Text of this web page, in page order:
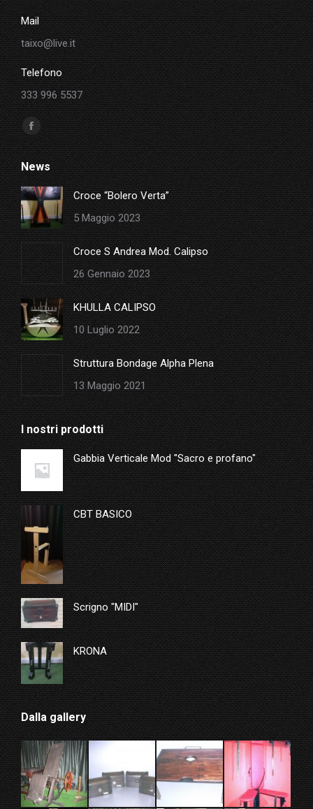
Mail
taixo@live.it
Telefono
333 996 5537
Ci puoi trovare su:
Facebook
page
opens
in
new
window
News
Croce “Bolero Verta”
5 Maggio 2023
Croce S Andrea Mod. Calipso
26 Gennaio 2023
KHULLA CALIPSO
10 Luglio 2022
Struttura Bondage Alpha Plena
13 Maggio 2021
I nostri prodotti
Gabbia Verticale Mod "Sacro e profano"
CBT BASICO
Scrigno "MIDI"
KRONA
Dalla gallery